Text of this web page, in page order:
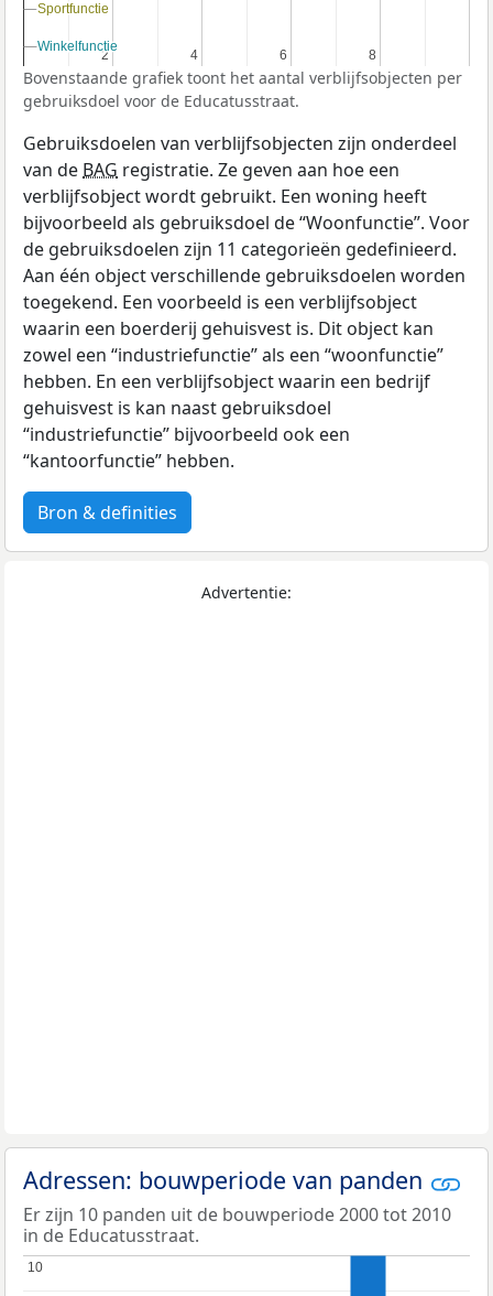
2
2 4
4 6
6 8
8
Sportfunctie
Sportfunctie
Winkelfunctie
Winkelfunctie
Bovenstaande grafiek toont het aantal verblijfsobjecten per
gebruiksdoel voor de Educatusstraat.
Gebruiksdoelen van verblijfsobjecten zijn onderdeel
van deBAG registratie. Ze geven aan hoe een
verblijfsobject wordt gebruikt. Een woning heeft
bijvoorbeeld als gebruiksdoel de “Woonfunctie”. Voor
de gebruiksdoelen zijn 11 categorieën gedefinieerd.
Aan één object verschillende gebruiksdoelen worden
toegekend. Een voorbeeld is een verblijfsobject
waarin een boerderij gehuisvest is. Dit object kan
zowel een “industriefunctie” als een “woonfunctie”
hebben. En een verblijfsobject waarin een bedrijf
gehuisvest is kan naast gebruiksdoel
“industriefunctie” bijvoorbeeld ook een
“kantoorfunctie” hebben.
Bron & definities
Advertentie:
Adressen: bouwperiode van panden
Er zijn 10 panden uit de bouwperiode 2000 tot 2010
in de Educatusstraat.
10
10